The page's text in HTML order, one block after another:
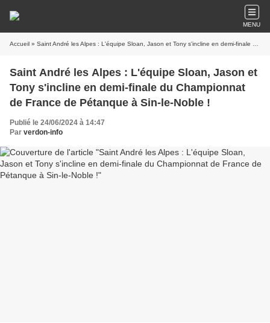
MENU
Accueil » Saint André les Alpes : L'équipe Sloan, Jason et Tony s'incline en demi-finale du Championnat de France de Pétanque à Sin-le-Noble !
Saint André les Alpes : L'équipe Sloan, Jason et
Tony s'incline en demi-finale du Championnat
de France de Pétanque à Sin-le-Noble !
Publié le 24/06/2024 à 14:47
Par verdon-info